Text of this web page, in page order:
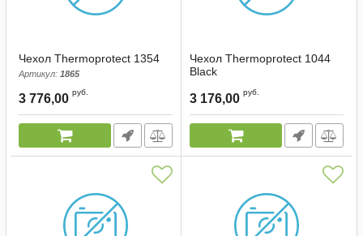
Чехол Thermoprotect 1354
Артикул: 1865
3 776,00 руб.
Чехол Thermoprotect 1044
Black
3 176,00 руб.